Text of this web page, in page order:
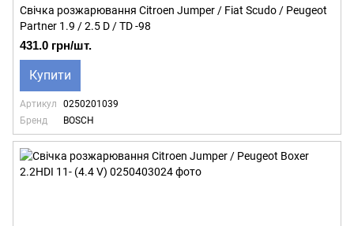
Свічка розжарювання Citroen Jumper / Fiat Scudo / Peugeot
Partner 1.9 / 2.5 D / TD -98
431.0 грн/шт.
Купити
Артикул
0250201039
Бренд
BOSCH